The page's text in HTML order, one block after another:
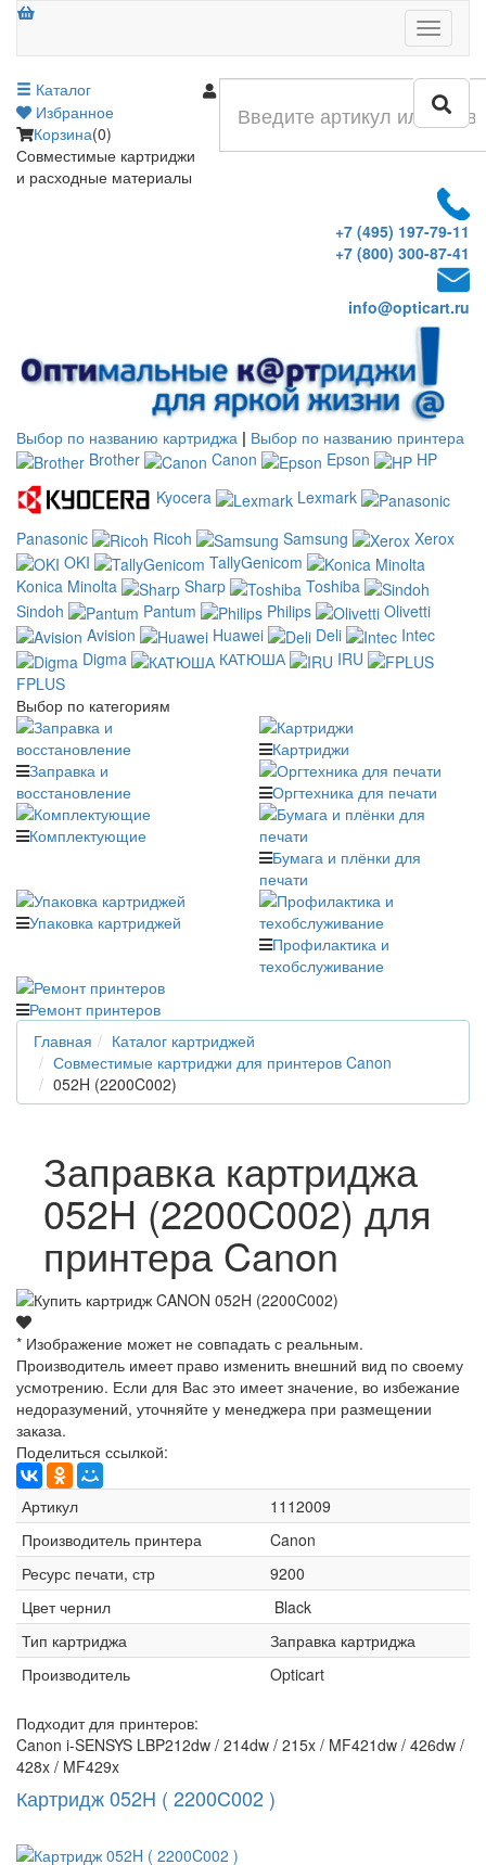
Меню
Каталог
Избранное
Корзина(0)
Совместимые картриджи
и расходные материалы
+7 (495) 197-79-11
+7 (800) 300-87-41
info@opticart.ru
Выбор по названию картриджа | Выбор по названию принтера
Brother
Canon Epson
HP
Kyocera
Lexmark
Panasonic
Ricoh Samsung
Xerox
OKI
TallyGenicom
Konica Minolta
Sharp
Toshiba
Sindoh
Pantum Philips
Olivetti
Avision
Huawei Deli
Intec
Digma
КАТЮША
IRU
FPLUS
Выбор по категориям
Заправка и
восстановление
Картриджи
Оргтехника для печати
Комплектующие
Бумага и плёнки для
печати
Упаковка картриджей
Профилактика и
техобслуживание
Ремонт принтеров
Главная
Каталог картриджей
Совместимые картриджи для принтеров Canon
052H (2200C002)
Заправка картриджа
052H (2200C002) для
принтера Canon
* Изображение может не совпадать с реальным.
Производитель имеет право изменить внешний вид по своему
усмотрению. Если для Вас это имеет значение, во избежание
недоразумений, уточняйте у менеджера при размещении
заказа.
Поделиться ссылкой:
Артикул
1112009
Производитель принтера
Canon
Ресурс печати, стр
9200
Цвет чернил
Black
Тип картриджа
Заправка картриджа
Производитель
Opticart
Подходит для принтеров:
Canon i-SENSYS LBP212dw / 214dw / 215x / MF421dw / 426dw /
428x / MF429x
Картридж 052H ( 2200C002 )